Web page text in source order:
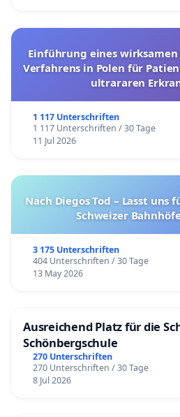
Einführung eines wirksamen
Verfahrens in Polen für
ultrararen
1 117 Unterschriften
1 117 Unterschriften / 30 Tage
11 Jul 2026
Nach Diegos Tod – Lasst
Schweizer
3 175 Unterschriften
404 Unterschriften / 30 Tage
13 May 2026
Ausreichend Platz für die
Schönbergschule
270 Unterschriften
270 Unterschriften / 30 Tage
8 Jul 2026